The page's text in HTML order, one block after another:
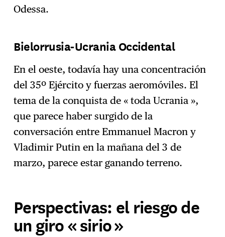
Odessa.
Bielorrusia-Ucrania Occidental
En el oeste, todavía hay una concentración
del 35º Ejército y fuerzas aeromóviles. El
tema de la conquista de « toda Ucrania »,
que parece haber surgido de la
conversación entre Emmanuel Macron y
Vladimir Putin en la mañana del 3 de
marzo, parece estar ganando terreno.
Perspectivas: el riesgo de
un giro « sirio »